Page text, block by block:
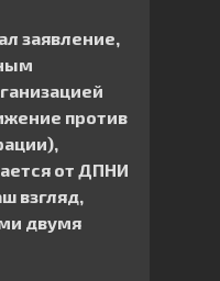
заявление,
против
от ДПНИ
взгляд,
двумя